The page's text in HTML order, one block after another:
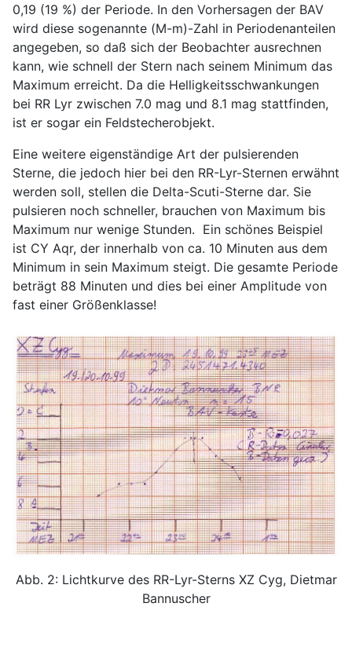
0,19 (19 %) der Periode. In den Vorhersagen der BAV
wird diese sogenannte (M-m)-Zahl in Periodenanteilen
angegeben, so daß sich der Beobachter ausrechnen
kann, wie schnell der Stern nach seinem Minimum das
Maximum erreicht. Da die Helligkeitsschwankungen
bei RR Lyr zwischen 7.0 mag und 8.1 mag stattfinden,
ist er sogar ein Feldstecherobjekt.
Eine weitere eigenständige Art der pulsierenden
Sterne, die jedoch hier bei den RR-Lyr-Sternen erwähnt
werden soll, stellen die Delta-Scuti-Sterne dar. Sie
pulsieren noch schneller, brauchen von Maximum bis
Maximum nur wenige Stunden. Ein schönes Beispiel
ist CY Aqr, der innerhalb von ca. 10 Minuten aus dem
Minimum in sein Maximum steigt. Die gesamte Periode
beträgt 88 Minuten und dies bei einer Amplitude von
fast einer Größenklasse!
Abb. 2: Lichtkurve des RR-Lyr-Sterns XZ Cyg, Dietmar
Bannuscher